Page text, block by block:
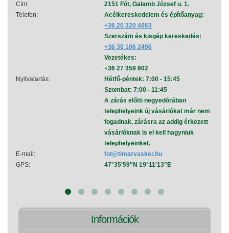
Cím:
2151 Fót, Galamb József u. 1.
Telefon:
Acélkereskedelem és építőanyag:
+36 20 320 4063
Szerszám és kisgép kereskedés:
+36 30 106 2496
Vezetékes:
+36 27 359 902
Nyitvatartás:
Hétfő-péntek: 7:00 - 15:45
Szombat: 7:00 - 11:45
A zárás előtti negyedórában
telephelyeink új vásárlókat már nem
fogadnak, zárásra az addig érkezett
vásárlóknak is el kell hagyniuk
telephelyeinket.
E-mail:
fot@timarvasker.hu
GPS:
47°35'59"N 19°11'13"E
Információk